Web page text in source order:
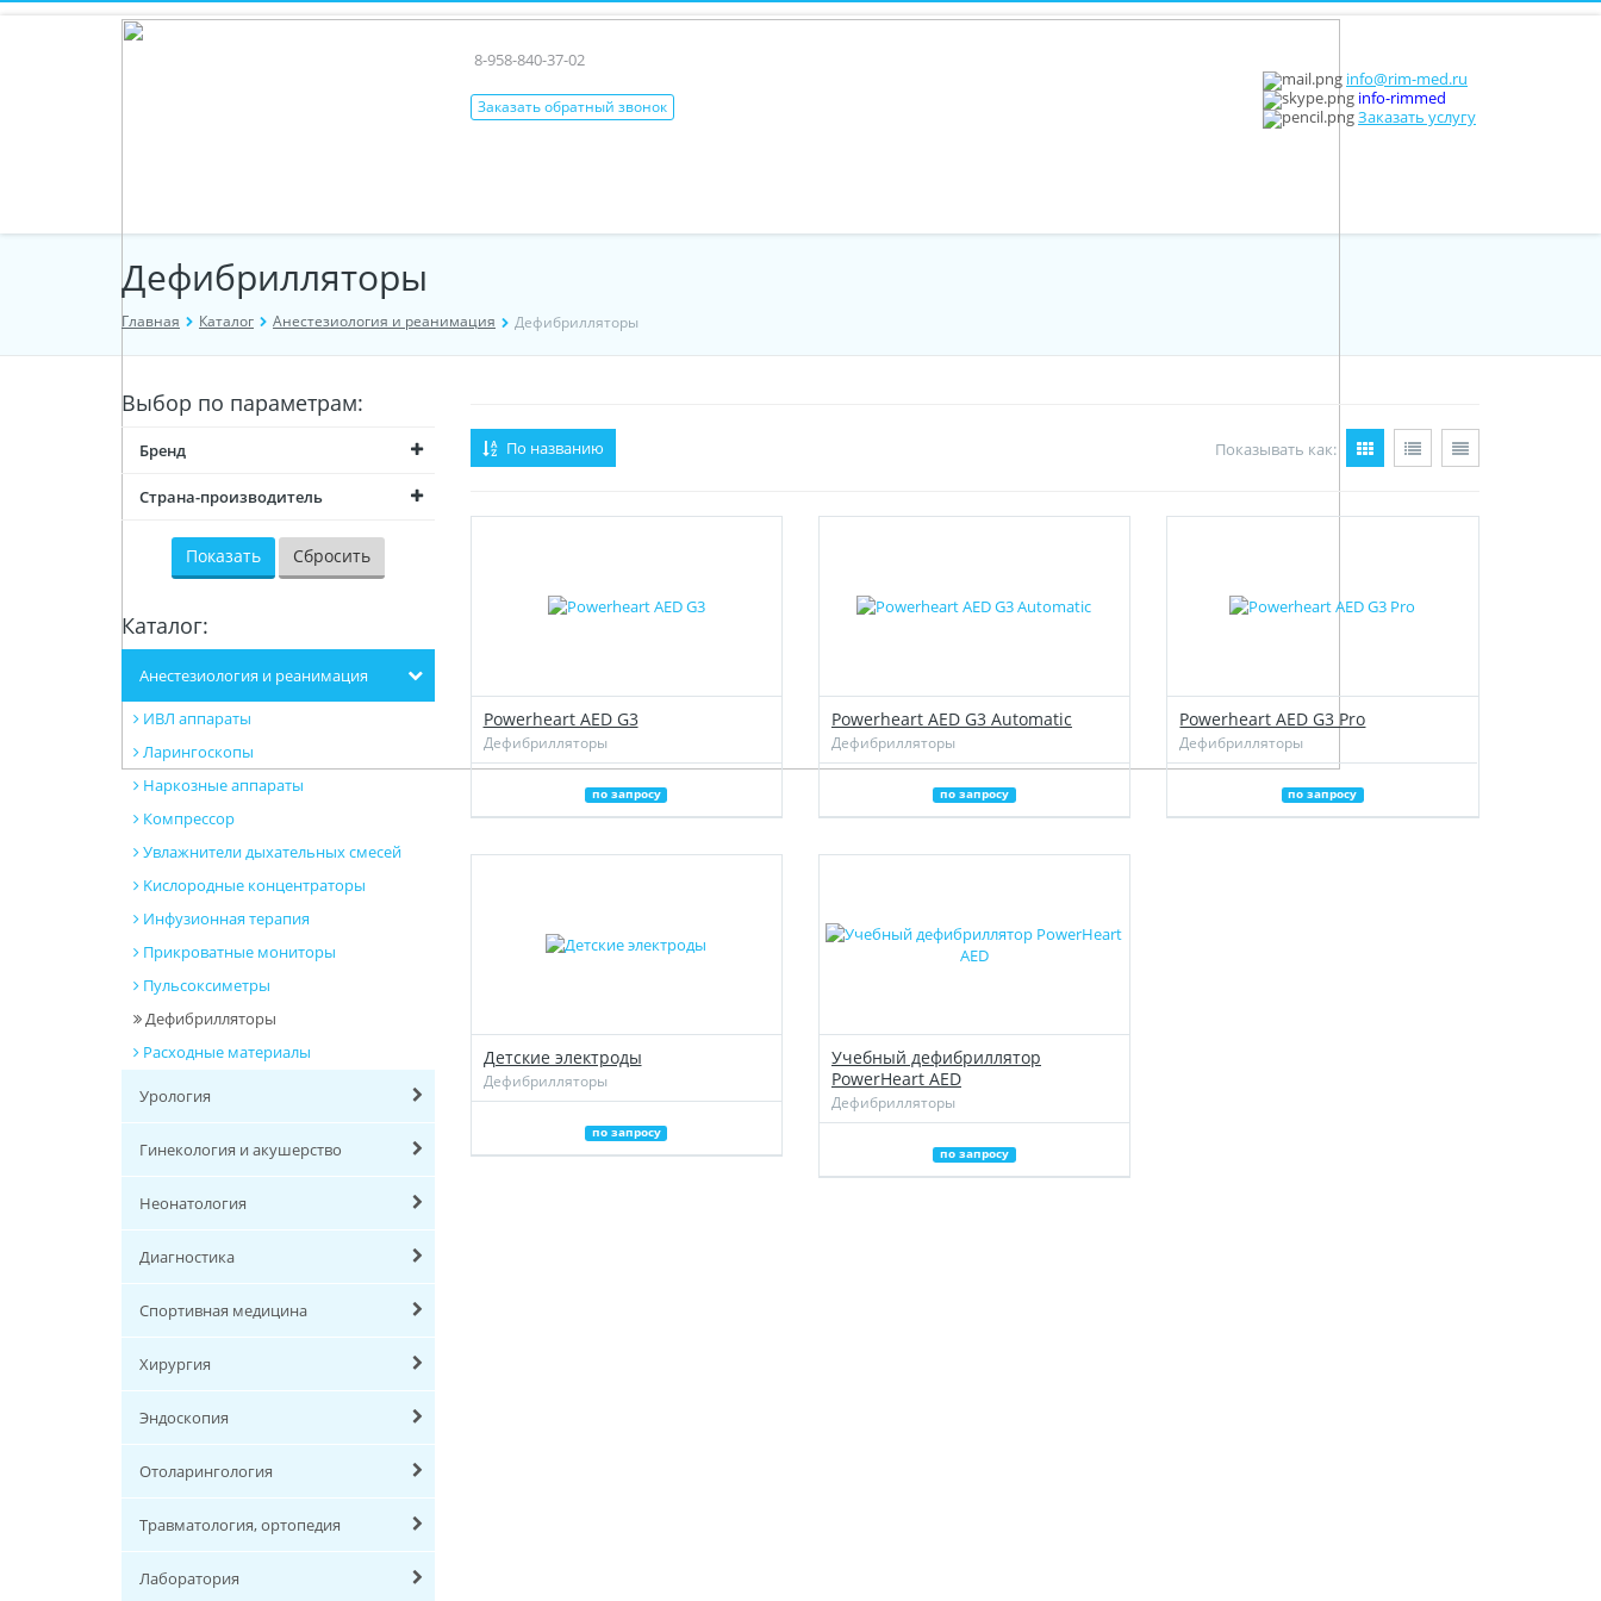
8-958-840-37-02
Заказать обратный звонок
info@rim-med.ru
info-rimmed
Заказать услугу
Дефибрилляторы
Главная Каталог Анестезиология и реанимация Дефибрилляторы
Выбор по параметрам:
Бренд
Страна-производитель
Каталог:
Анестезиология и реанимация
ИВЛ аппараты
Ларингоскопы
Наркозные аппараты
Компрессор
Увлажнители дыхательных смесей
Kислородные концентраторы
Инфузионная терапия
Прикроватные мониторы
Пульсоксиметры
Дефибрилляторы
Расходные материалы
Урология
Гинекология и акушерство
Неонатология
Диагностика
Спортивная медицина
Хирургия
Эндоскопия
Отоларингология
Травматология, ортопедия
Лаборатория
Показывать как:
По названию
Powerheart AED G3
Дефибрилляторы
по запросу
Powerheart AED G3 Automatic
Дефибрилляторы
по запросу
Powerheart AED G3 Pro
Дефибрилляторы
по запросу
Детские электроды
Дефибрилляторы
по запросу
Учебный дефибриллятор
PowerHeart AED
Дефибрилляторы
по запросу